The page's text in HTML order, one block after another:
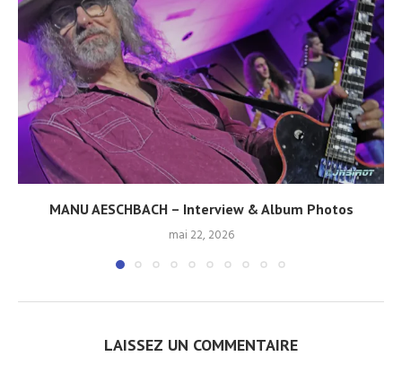
MANU AESCHBACH – Interview & Album Photos
mai 22, 2026
LAISSEZ UN COMMENTAIRE